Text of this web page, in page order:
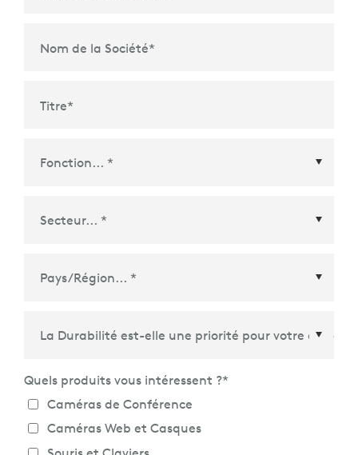
Nom de la Société*
Titre*
Pays/Région*
Quels produits vous intéressent ?*
Caméras de Conférence
Caméras Web et Casques